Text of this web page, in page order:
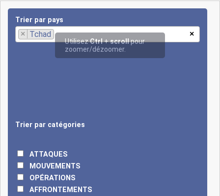
les civils. Le 27
octobre 2024, une
attaque surprise
déclenchant une
le président Déby pour
Trier par pays
×
× Tchad
Trier par catégories
ATTAQUES
MOUVEMENTS
OPÉRATIONS
AFFRONTEMENTS